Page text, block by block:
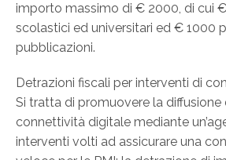
importo massimo di € 2000, di cui
scolastici ed universitari ed € 1000
pubblicazioni.
Detrazioni fiscali per interventi di
Si tratta di promuovere la diffusione
connettività digitale mediante
interventi volti ad assicurare una